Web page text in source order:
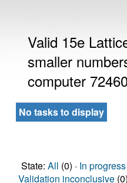
Valid 15e
smaller
computer
No tasks to display
State: All (0) · In progress
Validation inconclusive